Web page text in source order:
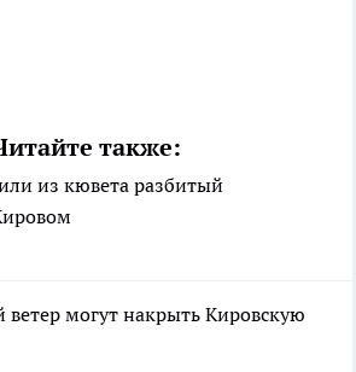
также:
из кювета разбитый
могут накрыть Кировскую